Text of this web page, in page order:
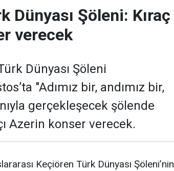
Dünyası Şöleni: Kıraç
verecek
Dünyası Şöleni
"Adımız bir, andımız bir,
gerçekleşecek şölende
Azerin konser verecek.
Keçiören Türk Dünyası Şöleni’nin